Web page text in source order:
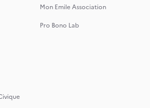
Mon Emile Association
Pro Bono Lab